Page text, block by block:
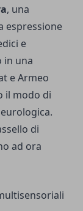
, una
espressione
e
in una
e Armeo
il modo di
di
ad ora